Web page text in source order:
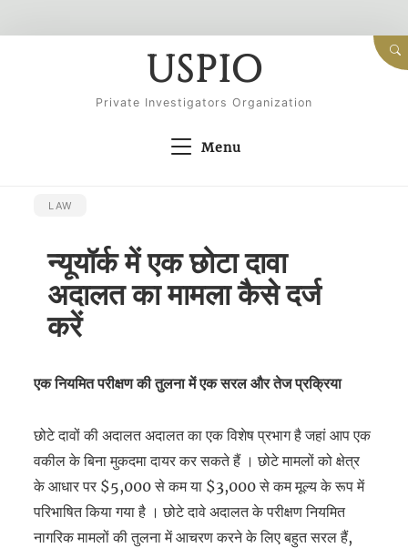
USPIO
Private Investigators Organization
Menu
LAW
न्यूयॉर्क में एक छोटा दावा
अदालत का मामला कैसे दर्ज
करें
एक नियमित परीक्षण की तुलना में एक सरल और तेज प्रक्रिया
छोटे दावों की अदालत अदालत का एक विशेष प्रभाग है जहां आप एक
वकील के बिना मुकदमा दायर कर सकते हैं । छोटे मामलों को क्षेत्र
के आधार पर $5,000 से कम या $3,000 से कम मूल्य के रूप में
परिभाषित किया गया है । छोटे दावे अदालत के परीक्षण नियमित
नागरिक मामलों की तुलना में आचरण करने के लिए बहुत सरल हैं,